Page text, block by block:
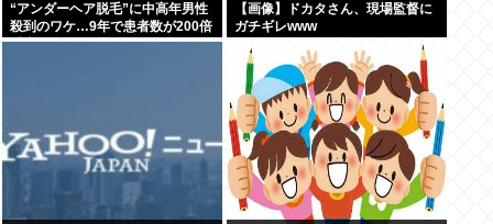
“アンダーヘア脱毛”に中高年男性
殺到のワケ…9年で患者数が200倍
以上
【画像】ドカタさん、現場監督に
ガチギレwww